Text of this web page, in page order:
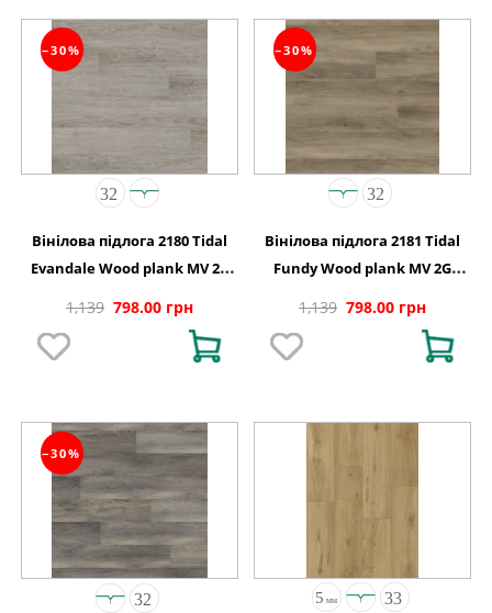
−30%
Вінілова підлога 2180 Tidal
Evandale Wood plank MV 2G
1,139 798.00 грн
−30%
Вінілова підлога 2181 Tidal
Fundy Wood plank MV 2G
1,139 798.00 грн
−30%